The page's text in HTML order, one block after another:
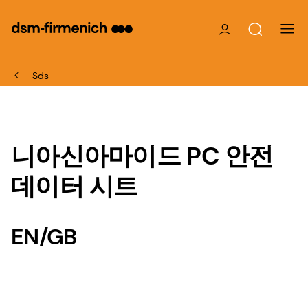
Sds
니아신아마이드 PC 안전
데이터 시트
EN/GB